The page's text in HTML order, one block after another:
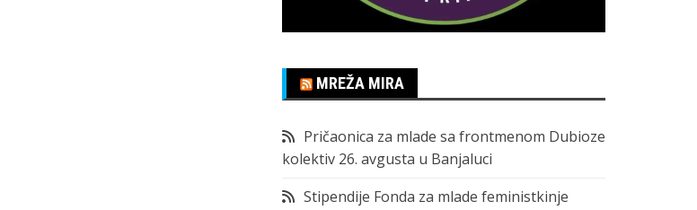
MREŽA MIRA
Pričaonica za mlade sa frontmenom Dubioze
kolektiv 26. avgusta u Banjaluci
Stipendije Fonda za mlade feministkinje